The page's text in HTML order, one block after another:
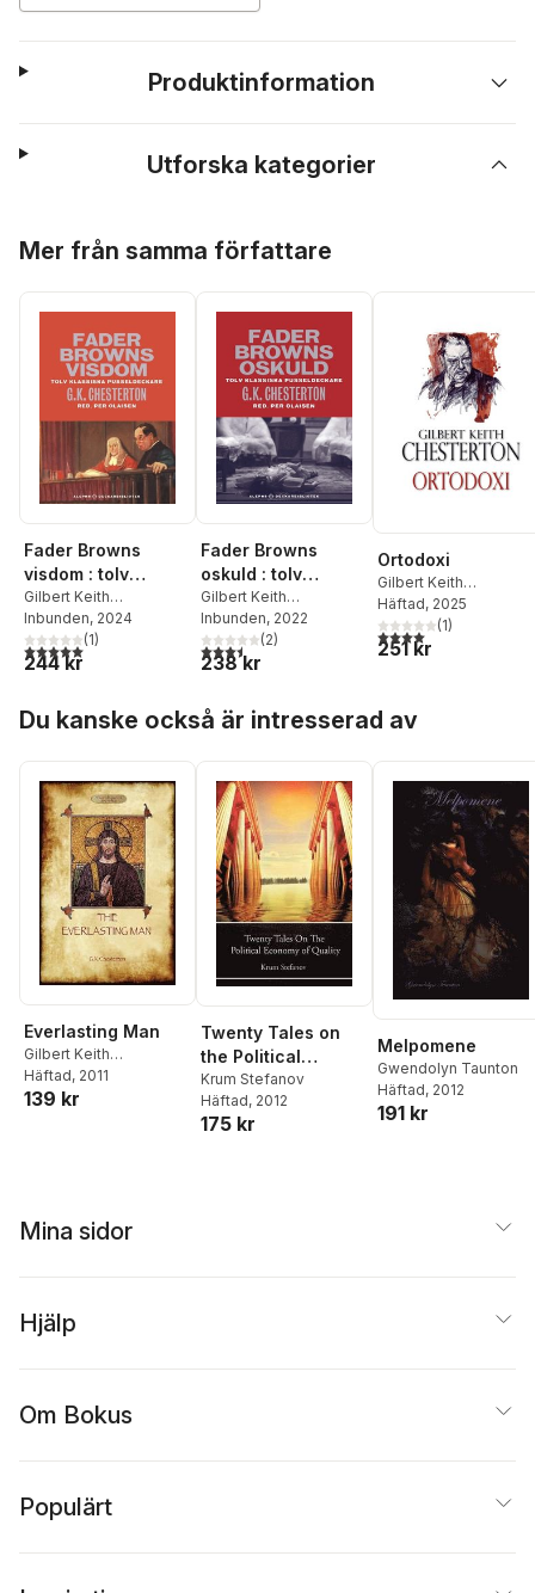
Produktinformation
Utforska kategorier
Mer från samma författare
Fader Browns
visdom : tolv
klassiska
pusseldeckare
Gilbert Keith
Chesterton
Inbunden, 2024
5,0utav 5 stjärnor. Totalt antal röster:
(1)
244 kr
Fader Browns
oskuld : tolv
klassiska
pusseldeckare
Gilbert Keith
Chesterton
Inbunden, 2022
3,5utav 5 stjärnor. Totalt antal röster:
(2)
238 kr
Ortodoxi
Gilbert Keith
Chesterton
Häftad, 2025
4,0utav 5 stjärnor.
(1)
251 kr
Du kanske också är intresserad av
Everlasting Man
Gilbert Keith
Chesterton
Häftad, 2011
139 kr
Twenty Tales on
the Political
Economy of Quality
Krum Stefanov
Häftad, 2012
175 kr
Melpomene
Gwendolyn Taunton
Häftad, 2012
191 kr
Mina sidor
Hjälp
Om Bokus
Populärt